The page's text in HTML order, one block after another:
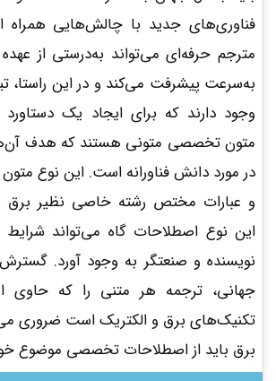
فناوری‌های جدید با چالش‌هایی
مترجم حرفه‌ای می‌تواند به‌درستی از
به‌سرعت پیشرفت می‌کند و در این راستا،
وجود دارند که برای ایجاد یک
متون تخصصی متونی هستند که هدف آن‌ها
در مورد دانش فناورانه است. این نوع
و عبارات مختص رشته خاصی نظیر برق
این نوع اصطلاحات گاه می‌تواند شرایط
نویسنده و صنعتگر به وجود آورد.
جهانی، ترجمه هر متنی را که حاوی
تکنیک‌های برق و الکتریک است ضروری
برق باید از اصطلاحات تخصصی موضوع